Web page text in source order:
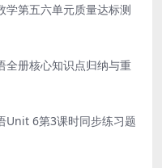
学第五六单元质量达标测
全册核心知识点归纳与重
Unit 6第3课时同步练习题